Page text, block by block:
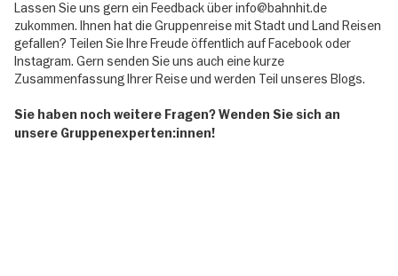
Lassen Sie uns gern ein Feedback über info@bahnhit.de
zukommen. Ihnen hat die Gruppenreise mit Stadt und Land Reisen
gefallen? Teilen Sie Ihre Freude öffentlich auf Facebook oder
Instagram. Gern senden Sie uns auch eine kurze
Zusammenfassung Ihrer Reise und werden Teil unseres Blogs.
Sie haben noch weitere Fragen? Wenden Sie sich an
unsere Gruppenexperten:innen!